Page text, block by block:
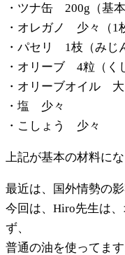
・ツナ缶 200g（基本
・オレガノ 少々（1
・パセリ 1枝（みじ
・オリーブ 4粒（く
・オリーブオイル 大
・塩 少々
・こしょう 少々
上記が基本の材料にな
最近は、国外情勢の
今回は、Hiro先生は
ず、
普通の油を使ってます